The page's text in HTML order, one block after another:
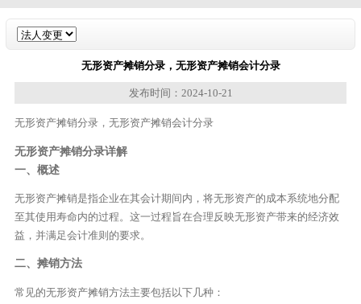
无形资产摊销分录，无形资产摊销会计分录
发布时间：2024-10-21
无形资产摊销分录，无形资产摊销会计分录
无形资产摊销分录详解
一、概述
无形资产摊销是指企业在其会计期间内，将无形资产的成本系统地分配
至其使用寿命内的过程。这一过程旨在合理反映无形资产带来的经济效
益，并满足会计准则的要求。
二、摊销方法
常见的无形资产摊销方法主要包括以下几种：